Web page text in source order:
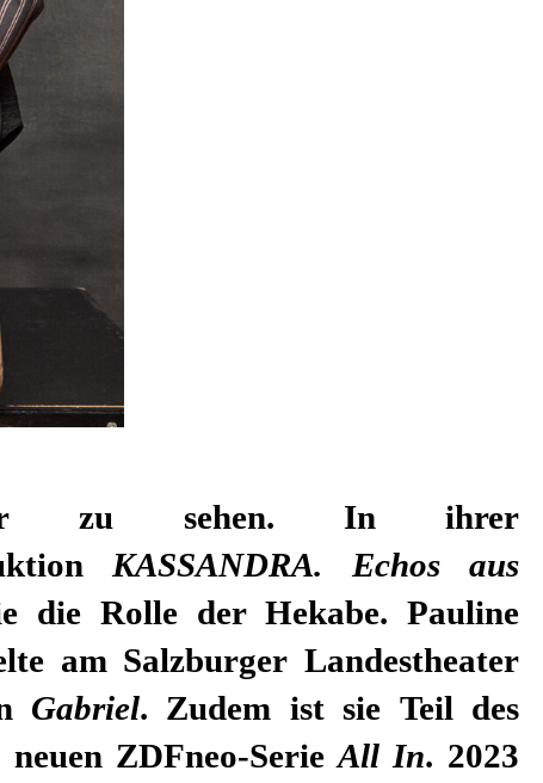
zu sehen. In ihrer
KASSANDRA. Echos aus
die Rolle der Hekabe. Pauline
am Salzburger Landestheater
Gabriel. Zudem ist sie Teil des
neuen ZDFneo-SerieAll In. 2023